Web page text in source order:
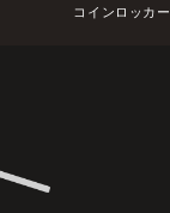
コインロッカー